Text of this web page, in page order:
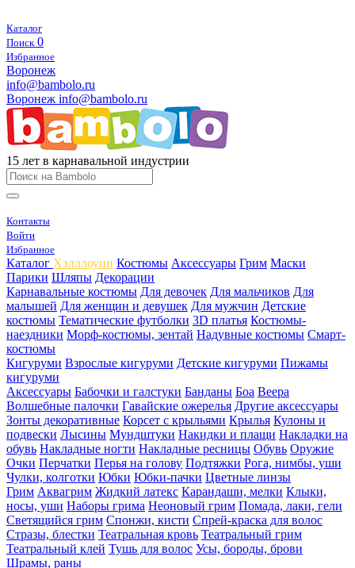
Каталог
Поиск 0
Избранное
Воронеж
info@bambolo.ru
Воронеж info@bambolo.ru
15 лет в карнавальной индустрии
Контакты
Войти
Избранное
Каталог Хэлллоуин Костюмы Аксессуары Грим Маски
Парики Шляпы Декорации
Карнавальные костюмы Для девочек Для мальчиков Для
малышей Для женщин и девушек Для мужчин Детские
костюмы Тематические футболки 3D платья Костюмы-
наездники Морф-костюмы, зентай Надувные костюмы Смарт-
костюмы
Кигуруми Взрослые кигуруми Детские кигуруми Пижамы
кигуруми
Аксессуары Бабочки и галстуки Банданы Боа Веера
Волшебные палочки Гавайские ожерелья Другие аксессуары
Зонты декоративные Корсет с крыльями Крылья Кулоны и
подвески Лысины Мундштуки Накидки и плащи Накладки на
обувь Накладные ногти Накладные ресницы Обувь Оружие
Очки Перчатки Перья на голову Подтяжки Рога, нимбы, уши
Чулки, колготки Юбки Юбки-пачки Цветные линзы
Грим Аквагрим Жидкий латекс Карандаши, мелки Клыки,
носы, уши Наборы грима Неоновый грим Помада, лаки, гели
Светящийся грим Спонжи, кисти Спрей-краска для волос
Стразы, блестки Театральная кровь Театральный грим
Театральный клей Тушь для волос Усы, бороды, брови
Шрамы, раны